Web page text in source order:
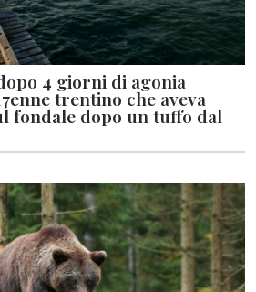
4 giorni di agonia
trentino che aveva
fondale dopo un tuffo dal